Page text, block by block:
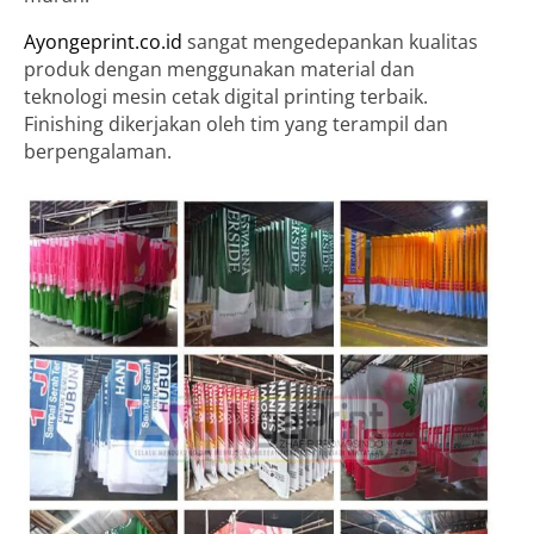
Ayongeprint.co.id sangat mengedepankan kualitas
produk dengan menggunakan material dan
teknologi mesin cetak digital printing terbaik.
Finishing dikerjakan oleh tim yang terampil dan
berpengalaman.